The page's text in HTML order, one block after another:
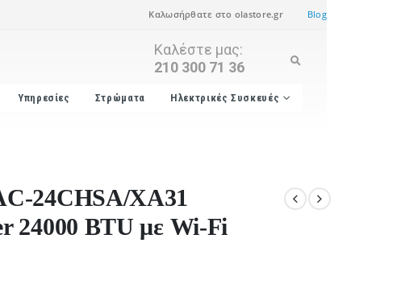
Καλωσήρθατε στο olastore.gr Blog
Καλέστε μας:
210 300 71 36
Υπηρεσίες Στρώματα Ηλεκτρικές Συσκευές
24CHSA/XA31
24000 BTU με Wi-Fi